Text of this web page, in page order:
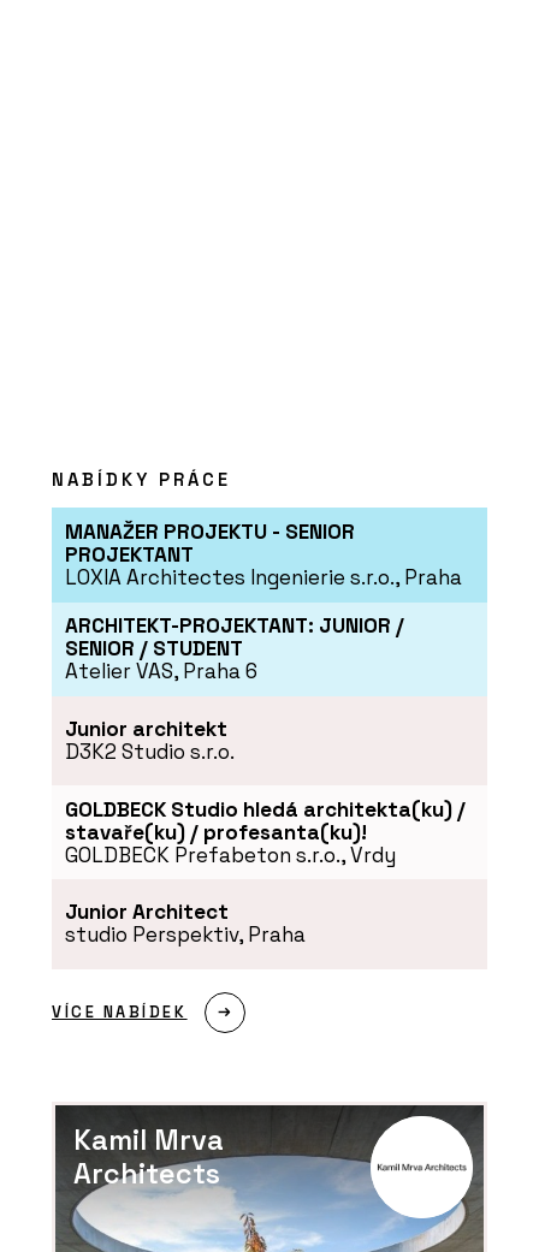
NABÍDKY PRÁCE
MANAŽER PROJEKTU - SENIOR
PROJEKTANT
LOXIA Architectes Ingenierie s.r.o., Praha
ARCHITEKT-PROJEKTANT: JUNIOR /
SENIOR / STUDENT
Atelier VAS, Praha 6
Junior architekt
D3K2 Studio s.r.o.
GOLDBECK Studio hledá architekta(ku) /
stavaře(ku) / profesanta(ku)!
GOLDBECK Prefabeton s.r.o., Vrdy
Junior Architect
studio Perspektiv, Praha
VÍCE NABÍDEK
Kamil Mrva
Architects